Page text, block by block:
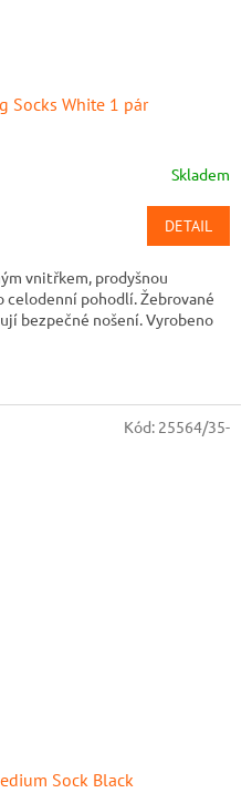
Socks White 1 pár
Skladem
DETAIL
vnitřkem, prodyšnou
pohodlí. Žebrované
bezpečné nošení. Vyrobeno
Sock Black
Kód: 25564/35-